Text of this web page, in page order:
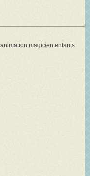
animation magicien enfants